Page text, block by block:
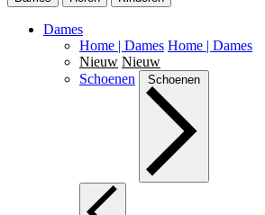
Dames
Home | Dames Home | Dames
Nieuw Nieuw
Schoenen
Schoenen